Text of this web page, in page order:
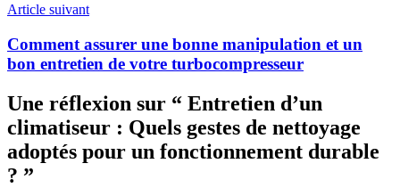
Article suivant
Comment assurer une bonne manipulation et un
bon entretien de votre turbocompresseur
Une réflexion sur “ Entretien d’un
climatiseur : Quels gestes de nettoyage
adoptés pour un fonctionnement durable
? ”